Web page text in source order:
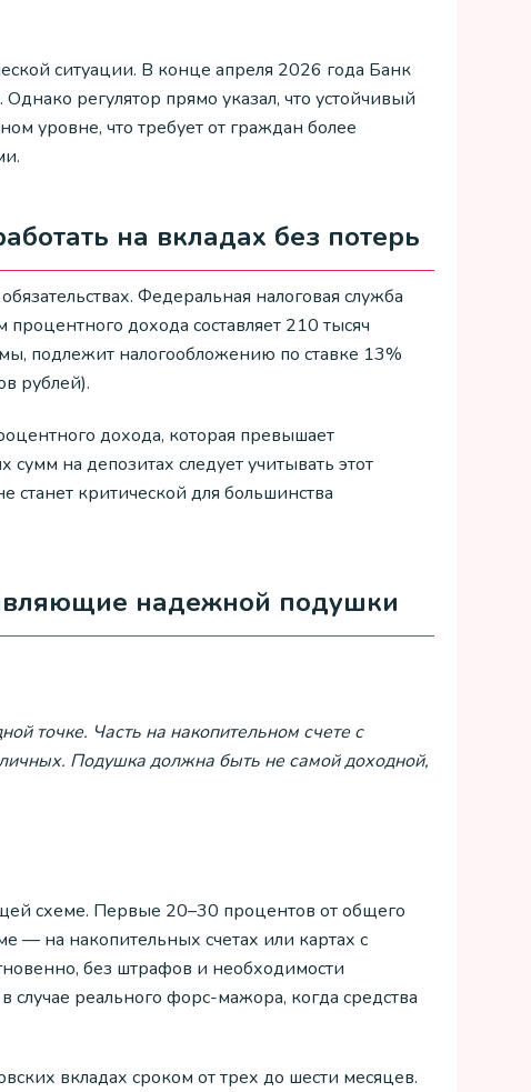
ситуации. В конце апреля 2026 года Банк
регулятор прямо указал, что устойчивый
уровне, что требует от граждан более
на вкладах без потерь
Федеральная налоговая служба
дохода составляет 210 тысяч
подлежит налогообложению по ставке 13%
рублей).
дохода, которая превышает
на депозитах следует учитывать этот
станет критической для большинства
надежной подушки
точке. Часть на накопительном счете с
Подушка должна быть не самой доходной,
схеме. Первые 20–30 процентов от общего
на накопительных счетах или картах с
без штрафов и необходимости
случае реального форс-мажора, когда средства
вкладах сроком от трех до шести месяцев.